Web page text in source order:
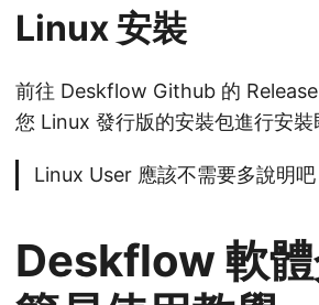
Linux 安裝
前往 Deskflow Github 的
您 Linux 發行版的安裝包進行安裝
Linux User 應該不需要多說明吧
Deskflow 軟